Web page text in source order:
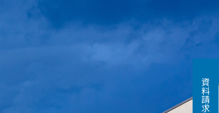
資料請求